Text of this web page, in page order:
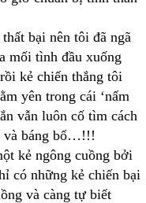
bại nên tôi đã ngã
mối tình đầu xuống
kẻ chiến thắng tôi
yên trong cái ‘nấm
vẫn luôn cố tìm cách
và báng bổ…!!!
kẻ ngông cuồng bởi
có những kẻ chiến bại
và càng tự biết